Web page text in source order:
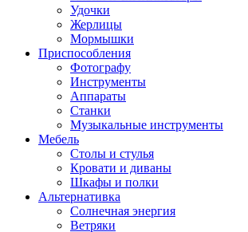
Удочки
Жерлицы
Мормышки
Приспособления
Фотографу
Инструменты
Аппараты
Станки
Музыкальные инструменты
Мебель
Столы и стулья
Кровати и диваны
Шкафы и полки
Альтернативка
Солнечная энергия
Ветряки